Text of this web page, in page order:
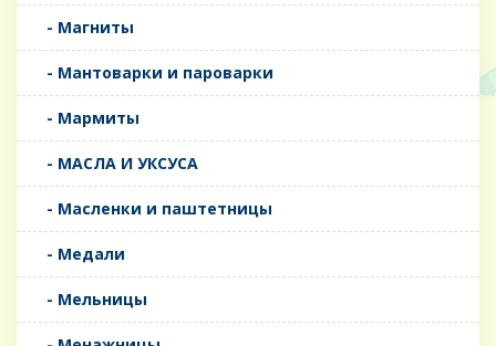
- Магниты
- Мантоварки и пароварки
- Мармиты
- МАСЛА И УКСУСА
- Масленки и паштетницы
- Медали
- Мельницы